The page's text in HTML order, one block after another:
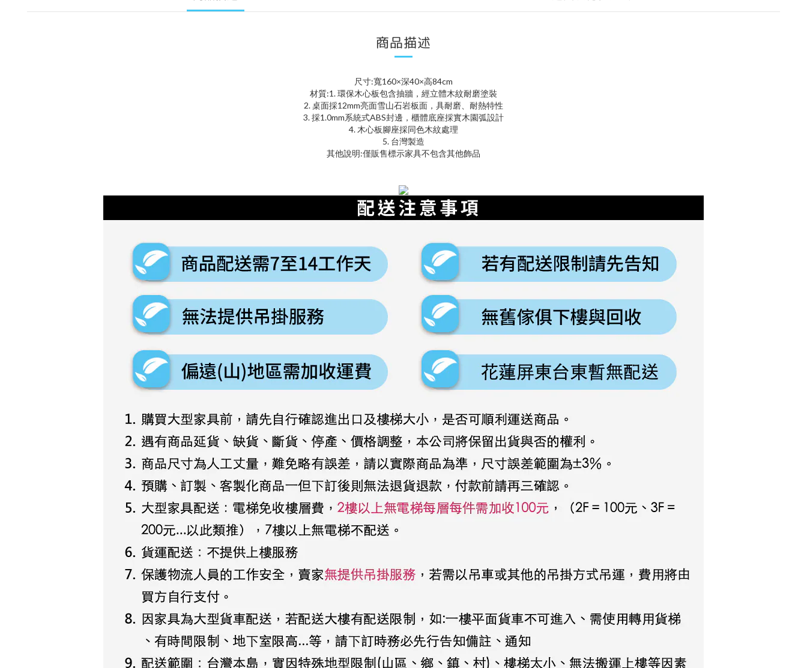
商品描述
尺寸:寬160×深40×高84cm
材質:1. 環保木心板包含抽牆，經立體木紋耐磨塗裝
2. 桌面採12mm亮面雪山石岩板面，具耐磨、耐熱特性
3. 採1.0mm系統式ABS封邊，櫃體底座採實木園弧設計
4. 木心板腳座採同色木紋處理
5. 台灣製造
其他說明:僅販售標示家具不包含其他飾品